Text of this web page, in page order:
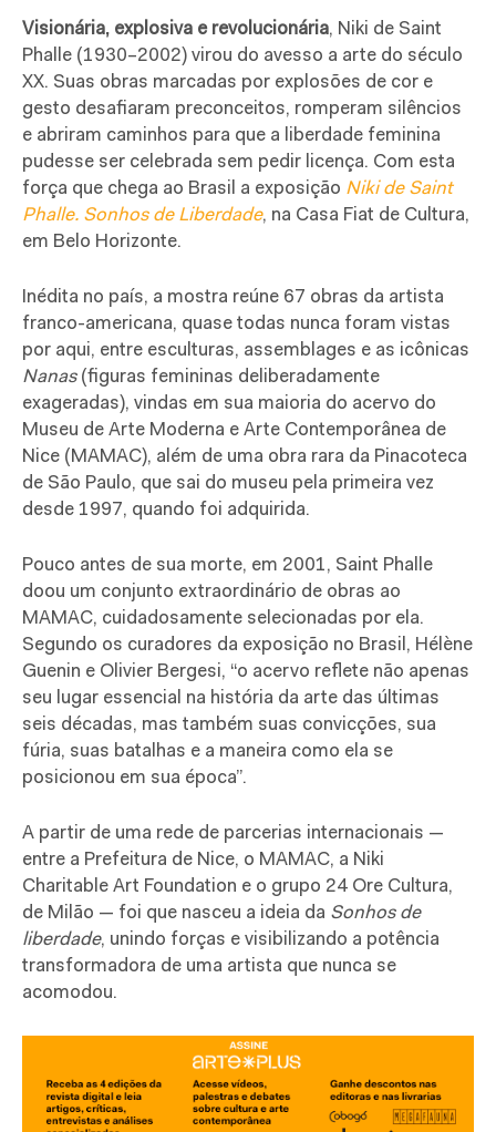
Visionária, explosiva e revolucionária, Niki de Saint
Phalle (1930–2002) virou do avesso a arte do século
XX. Suas obras marcadas por explosões de cor e
gesto desafiaram preconceitos, romperam silêncios
e abriram caminhos para que a liberdade feminina
pudesse ser celebrada sem pedir licença. Com esta
força que chega ao Brasil a exposição Niki de Saint
Phalle. Sonhos de Liberdade, na Casa Fiat de Cultura,
em Belo Horizonte.
Inédita no país, a mostra reúne 67 obras da artista
franco-americana, quase todas nunca foram vistas
por aqui, entre esculturas, assemblages e as icônicas
Nanas(figuras femininas deliberadamente
exageradas), vindas em sua maioria do acervo do
Museu de Arte Moderna e Arte Contemporânea de
Nice (MAMAC), além de uma obra rara da Pinacoteca
de São Paulo, que sai do museu pela primeira vez
desde 1997, quando foi adquirida.
Pouco antes de sua morte, em 2001, Saint Phalle
doou um conjunto extraordinário de obras ao
MAMAC, cuidadosamente selecionadas por ela.
Segundo os curadores da exposição no Brasil, Hélène
Guenin e Olivier Bergesi, “o acervo reflete não apenas
seu lugar essencial na história da arte das últimas
seis décadas, mas também suas convicções, sua
fúria, suas batalhas e a maneira como ela se
posicionou em sua época”.
A partir de uma rede de parcerias internacionais —
entre a Prefeitura de Nice, o MAMAC, a Niki
Charitable Art Foundation e o grupo 24 Ore Cultura,
de Milão — foi que nasceu a ideia da Sonhos de
liberdade, unindo forças e visibilizando a potência
transformadora de uma artista que nunca se
acomodou.